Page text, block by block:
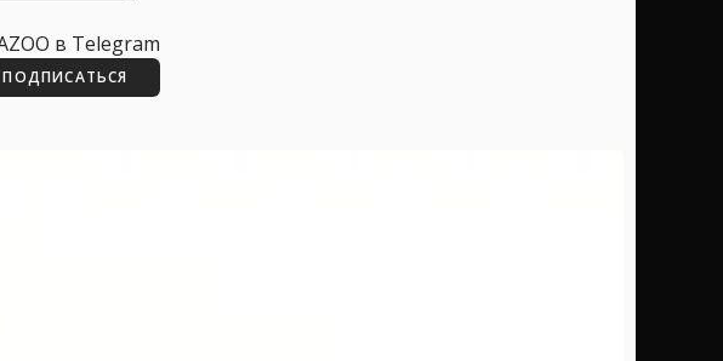
в Telegram
ПОДПИСАТЬСЯ